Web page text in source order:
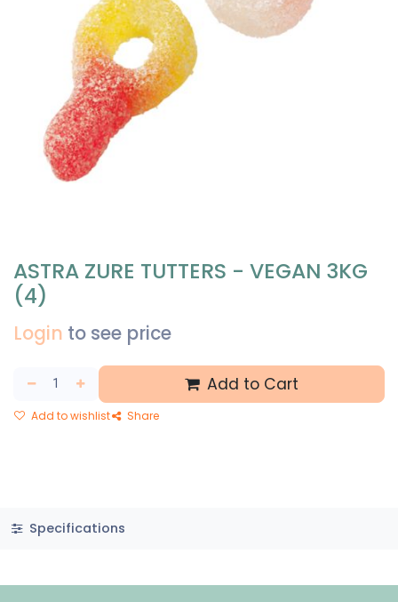
ASTRA ZURE TUTTERS - VEGAN 3KG
(4)
Login to see price
Add to Cart
Add to wishlist Share
Specifications